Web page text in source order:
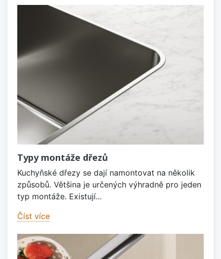
Typy montáže dřezů
Kuchyňské dřezy se dají namontovat na několik
způsobů. Většina je určených výhradně pro jeden
typ montáže. Existují...
Číst více